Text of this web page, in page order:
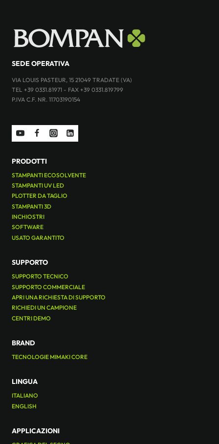
SEDE OPERATIVA
VIA LOUIS PASTEUR, 15 21049 TRADATE (VA)
TEL +39 0331.81971 - FAX +39 0331.819799
P.IVA C.F. NR. 11703190154
PRODOTTI
STAMPANTI ECOSOLVENTE
STAMPANTI UV LED
PLOTTER DA TAGLIO
STAMPANTI 3D
INCHIOSTRI
SOFTWARE
USATO GARANTITO
SUPPORTO
SUPPORTO TECNICO
SUPPORTO COMMERCIALE
APRI UNA RICHIESTA DI SUPPORTO
RICHIEDI UN CAMPIONE
CENTRI DEMO
BRAND
TECNOLOGIE MIMAKI CORE
LINGUA
ITALIANO
ENGLISH
APPLICAZIONI